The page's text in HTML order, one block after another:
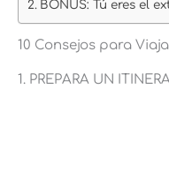
BONUS: Tú eres el
10 Consejos para
1. PREPARA UN